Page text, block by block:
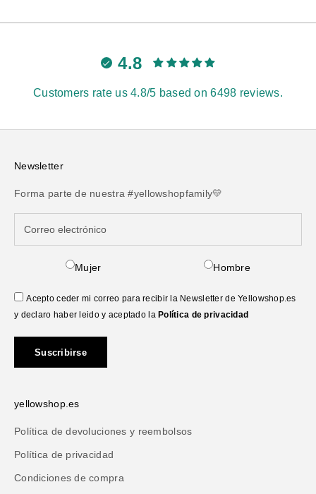
4.8
Customers rate us 4.8/5 based on 6498 reviews.
Newsletter
Forma parte de nuestra #yellowshopfamily💛
Mujer Hombre
Acepto ceder mi correo para recibir la Newsletter de Yellowshop.es
y declaro haber leido y aceptado la Política de privacidad
Suscribirse
yellowshop.es
Política de devoluciones y reembolsos
Política de privacidad
Condiciones de compra